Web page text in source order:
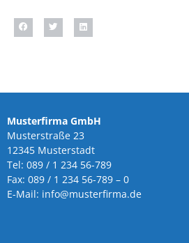
Musterfirma GmbH
Musterstraße 23
12345 Musterstadt
Tel: 089 / 1 234 56-789
Fax: 089 / 1 234 56-789 – 0
E-Mail: info@musterfirma.de